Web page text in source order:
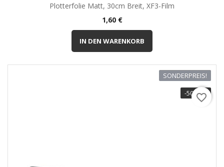
Plotterfolie Matt, 30cm Breit, XF3-Film
Preis
1,60 €
IN DEN WARENKORB
SONDERPREIS!
-50,00 €
favorite_border